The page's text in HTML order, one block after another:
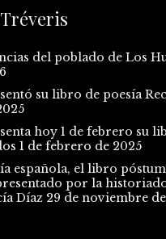
del poblado de Los
su libro de poesía
hoy 1 de febrero su
1 de febrero de 2025
española, el libro
por la
Díaz 29 de noviembre